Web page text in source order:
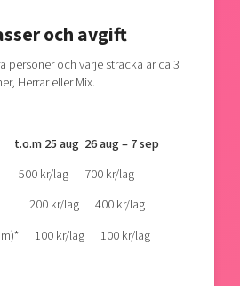
och avgift
personer och varje sträcka är ca 3
Herrar eller Mix.
aug 26 aug – 7 sep
kr/lag 700 kr/lag
200 kr/lag 400 kr/lag
100 kr/lag 100 kr/lag